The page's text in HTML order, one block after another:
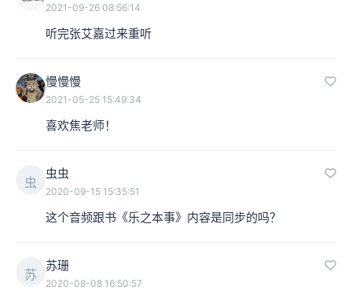
2021-09-26 08:56:14
听完张艾嘉过来重听
慢慢慢
2021-05-25 15:49:34
喜欢焦老师！
虫
虫虫
2020-09-15 15:35:51
这个音频跟书《乐之本事》内容是同步的吗？
苏
苏珊
2020-08-08 16:50:57